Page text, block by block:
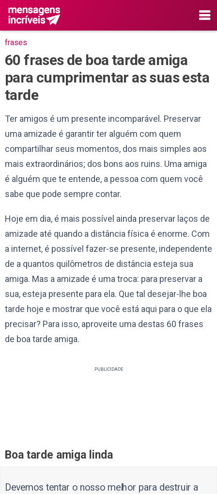
frases
60 frases de boa tarde amiga
para cumprimentar as suas esta
tarde
Ter amigos é um presente incomparável. Preservar
uma amizade é garantir ter alguém com quem
compartilhar seus momentos, dos mais simples aos
mais extraordinários; dos bons aos ruins. Uma amiga
é alguém que te entende, a pessoa com quem você
sabe que pode sempre contar.
Hoje em dia, é mais possível ainda preservar laços de
amizade até quando a distância física é enorme. Com
a internet, é possível fazer-se presente, independente
de a quantos quilômetros de distância esteja sua
amiga. Mas a amizade é uma troca: para preservar a
sua, esteja presente para ela. Que tal desejar-lhe boa
tarde hoje e mostrar que você está aqui para o que ela
precisar? Para isso, aproveite uma destas 60 frases
de boa tarde amiga.
PUBLICIDADE
Boa tarde amiga linda
Devemos tentar o nosso melhor para destruir a